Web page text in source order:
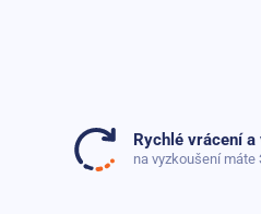
Rychlé vrácení a
na vyzkoušení máte